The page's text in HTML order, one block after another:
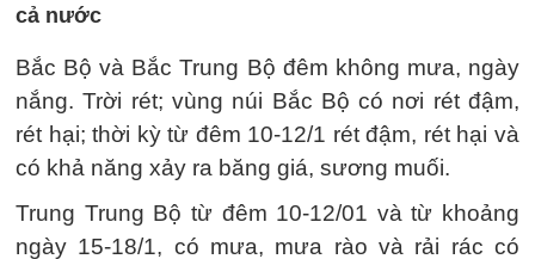
cả nước
Bắc Bộ và Bắc Trung Bộ đêm không mưa, ngày
nắng. Trời rét; vùng núi Bắc Bộ có nơi rét đậm,
rét hại; thời kỳ từ đêm 10-12/1 rét đậm, rét hại và
có khả năng xảy ra băng giá, sương muối.
Trung Trung Bộ từ đêm 10-12/01 và từ khoảng
ngày 15-18/1, có mưa, mưa rào và rải rác có